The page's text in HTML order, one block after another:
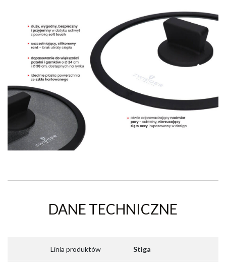
DANE TECHNICZNE
Linia produktów Stiga